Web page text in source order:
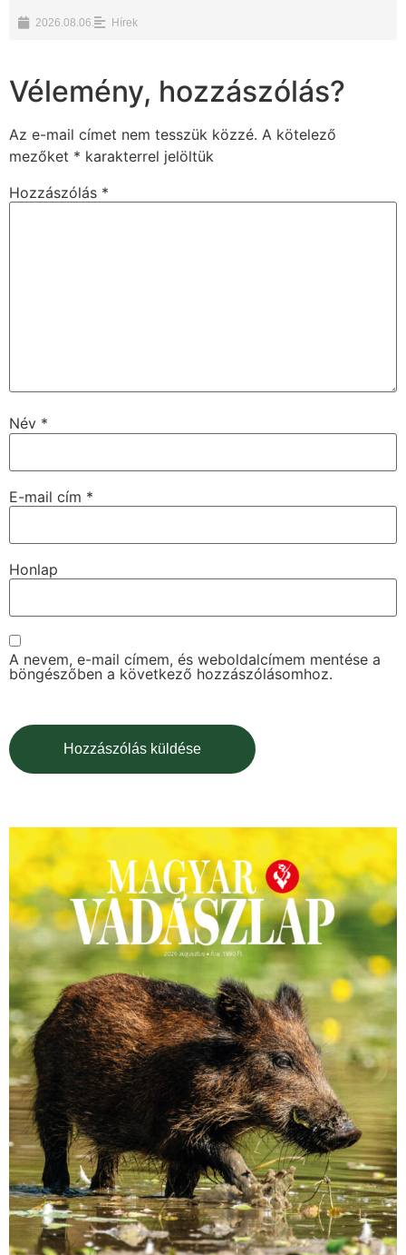
2026.08.06. Hírek
Vélemény, hozzászólás?
Az e-mail címet nem tesszük közzé. A kötelező
mezőket * karakterrel jelöltük
Hozzászólás *
Név *
E-mail cím *
Honlap
A nevem, e-mail címem, és weboldalcímem mentése a
böngészőben a következő hozzászólásomhoz.